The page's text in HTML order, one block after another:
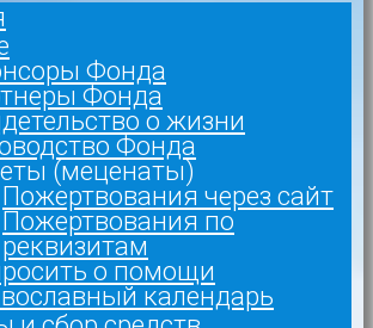
Фонда
Фонда
о жизни
Фонда
(меценаты)
Пожертвования через сайт
Пожертвования по
реквизитам
о помощи
календарь